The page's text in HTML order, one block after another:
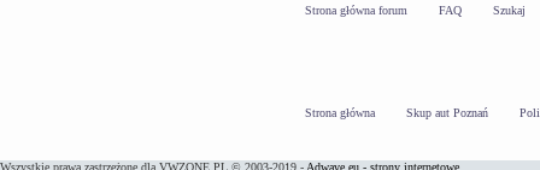
Strona główna forum FAQ Szukaj
Strona główna Skup aut Poznań
Wszystkie prawa zastrzeżone dla VWZONE.PL © 2003-2019 - Adwave.eu - strony internetowe